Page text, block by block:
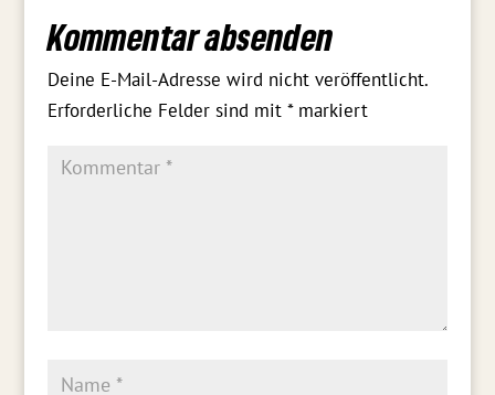
Kommentar absenden
Deine E-Mail-Adresse wird nicht veröffentlicht.
Erforderliche Felder sind mit *markiert